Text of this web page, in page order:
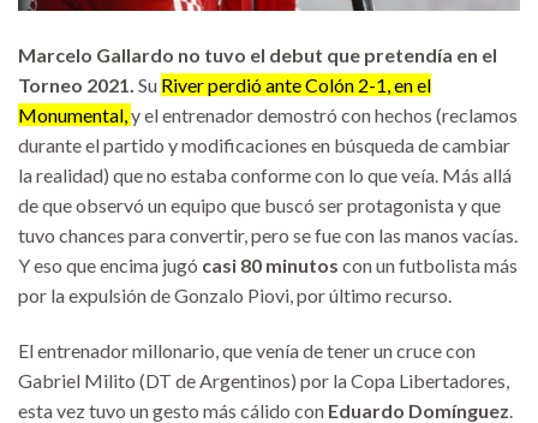
Marcelo Gallardo no tuvo el debut que pretendía en el
Torneo 2021. Su River perdió ante Colón 2-1, en el
Monumental,y el entrenador demostró con hechos (reclamos
durante el partido y modificaciones en búsqueda de cambiar
la realidad) que no estaba conforme con lo que veía. Más allá
de que observó un equipo que buscó ser protagonista y que
tuvo chances para convertir, pero se fue con las manos vacías.
Y eso que encima jugó casi 80 minutos con un futbolista más
por la expulsión de Gonzalo Piovi, por último recurso.
El entrenador millonario, que venía de tener un cruce con
Gabriel Milito (DT de Argentinos) por la Copa Libertadores,
esta vez tuvo un gesto más cálido con Eduardo Domínguez.